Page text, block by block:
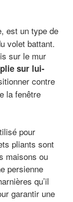
est un type de
volet battant.
sur le mur
sur lui-
contre
la fenêtre
pour
pliants sont
maisons ou
persienne
qu’il
garantir une